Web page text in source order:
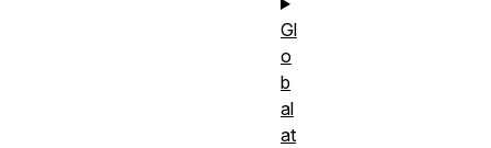
Gl
o
b
al
at